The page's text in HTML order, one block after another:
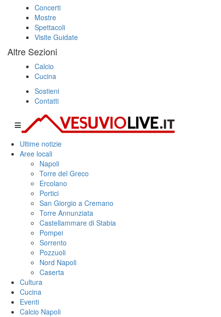
Concerti
Mostre
Spettacoli
Visite Guidate
Altre Sezioni
Calcio
Cucina
Sostieni
Contatti
Ultime notizie
Aree locali
Napoli
Torre del Greco
Ercolano
Portici
San Giorgio a Cremano
Torre Annunziata
Castellammare di Stabia
Pompei
Sorrento
Pozzuoli
Nord Napoli
Caserta
Cultura
Cucina
Eventi
Calcio Napoli